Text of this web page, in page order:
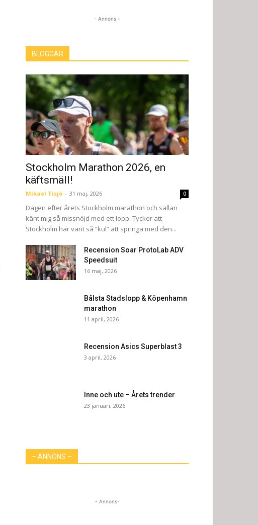
- Annons -
BLOGGAR
Stockholm Marathon 2026, en
käftsmäll!
Mikael Tisjö - 31 maj, 2026 0
Dagen efter årets Stockholm marathon och sällan
känt mig så missnöjd med ett lopp. Tycker att
Stockholm har varit så ”kul” att springa med den...
Recension Soar ProtoLab ADV
Speedsuit
16 maj, 2026
Bålsta Stadslopp & Köpenhamn
marathon
11 april, 2026
Recension Asics Superblast 3
3 april, 2026
Inne och ute – Årets trender
23 januari, 2026
– ANNONS –
- Annons-